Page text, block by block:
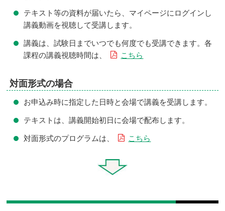
テキスト等の資料が届いたら、マイページにログインし
講義動画を視聴して受講します。
講義は、試験日までいつでも何度でも受講できます。各
課程の講義視聴時間は、
こちら
対面形式の場合
お申込み時に指定した日時と会場で講義を受講します。
テキストは、講義開始初日に会場で配布します。
対面形式のプログラムは、
こちら